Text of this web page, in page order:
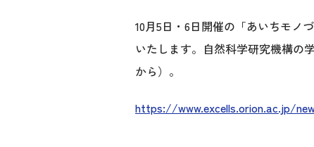
10月5日・6日開催の「あいちモノ
いたします。自然科学研究機構の
から）。
https://www.excells.orion.ac.jp/